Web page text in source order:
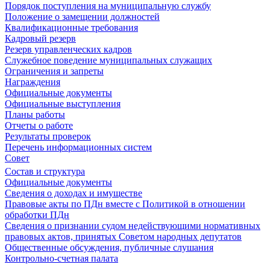
Порядок поступления на муниципальную службу
Положение о замещении должностей
Квалификационные требования
Кадровый резерв
Резерв управленческих кадров
Служебное поведение муниципальных служащих
Ограничения и запреты
Награждения
Официальные документы
Официальные выступления
Планы работы
Отчеты о работе
Результаты проверок
Перечень информационных систем
Совет
Состав и структура
Официальные документы
Сведения о доходах и имуществе
Правовые акты по ПДн вместе с Политикой в отношении
обработки ПДн
Сведения о признании судом недействующими нормативных
правовых актов, принятых Советом народных депутатов
Общественные обсуждения, публичные слушания
Контрольно-счетная палата